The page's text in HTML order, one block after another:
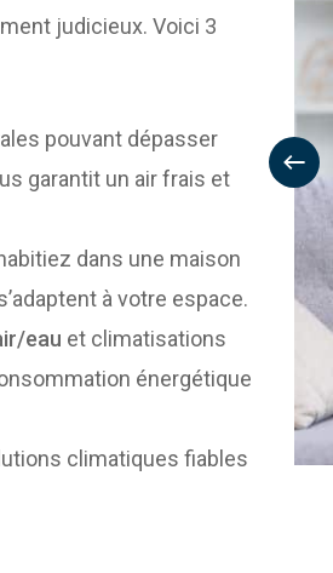
judicieux. Voici 3
pouvant dépasser
garantit un air frais et
dans une maison
à votre espace.
eau et climatisations
énergétique
climatiques fiables